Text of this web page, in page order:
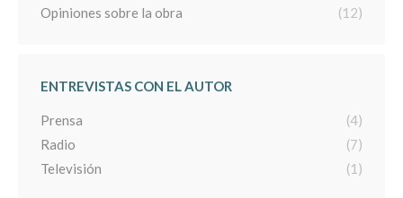
Opiniones sobre la obra (12)
ENTREVISTAS CON EL AUTOR
Prensa
(4)
Radio
(7)
Televisión
(1)